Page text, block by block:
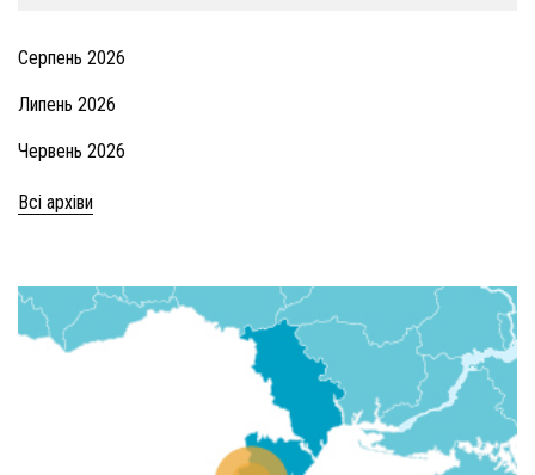
Серпень 2026
Липень 2026
Червень 2026
Всі архіви